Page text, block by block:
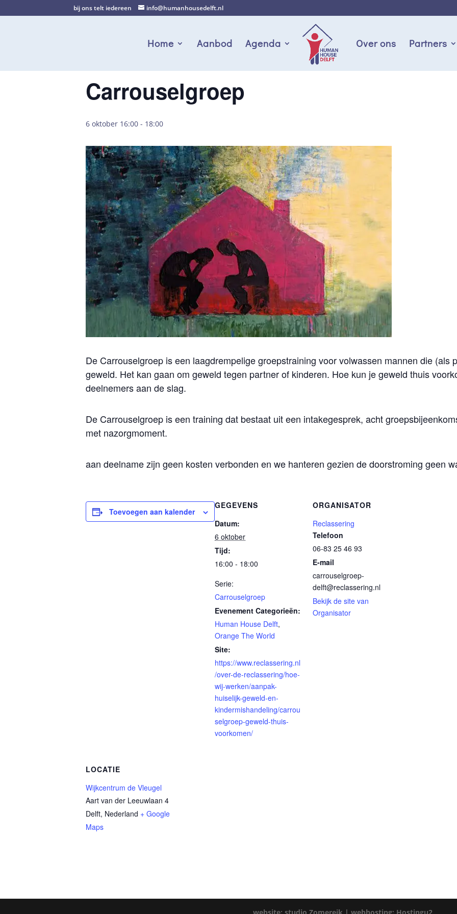
bij ons telt iedereen info@humanhousedelft.nl
Home Aanbod Agenda Over ons Partners
Carrouselgroep
6 oktober 16:00 - 18:00
De Carrouselgroep is een laagdrempelige groepstraining voor volwassen mannen die (als
geweld. Het kan gaan om geweld tegen partner of kinderen. Hoe kun je geweld thuis
deelnemers aan de slag.
De Carrouselgroep is een training dat bestaat uit een intakegesprek, acht
met nazorgmoment.
aan deelname zijn geen kosten verbonden en we hanteren gezien de doorstroming geen
Toevoegen aan kalender
GEGEVENS
Datum:
6 oktober
Tijd:
16:00 - 18:00
Serie:
Carrouselgroep
Evenement Categorieën:
Human House Delft,
Orange The World
Site:
https://www.reclassering.nl
/over-de-reclassering/hoe-
wij-werken/aanpak-
huiselijk-geweld-en-
kindermishandeling/carrou
selgroep-geweld-thuis-
voorkomen/
ORGANISATOR
Reclassering
Telefoon
06-83 25 46 93
E-mail
carrouselgroep-
delft@reclassering.nl
Bekijk de site van
Organisator
LOCATIE
Wijkcentrum de Vleugel
Aart van der Leeuwlaan 4
Delft, Nederland + Google
Maps